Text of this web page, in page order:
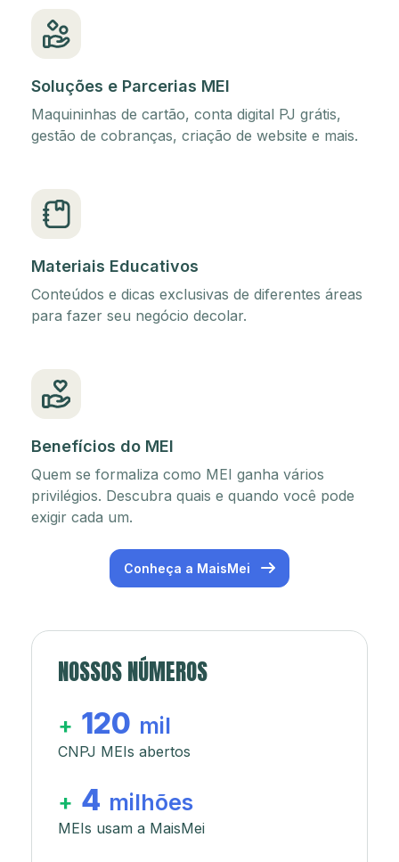
Soluções e Parcerias MEI
Maquininhas de cartão, conta digital PJ grátis,
gestão de cobranças, criação de website e mais.
Materiais Educativos
Conteúdos e dicas exclusivas de diferentes áreas
para fazer seu negócio decolar.
Benefícios do MEI
Quem se formaliza como MEI ganha vários
privilégios. Descubra quais e quando você pode
exigir cada um.
Conheça a MaisMei
NOSSOS NÚMEROS
+ 120 mil
CNPJ MEIs abertos
+ 4 milhões
MEIs usam a MaisMei